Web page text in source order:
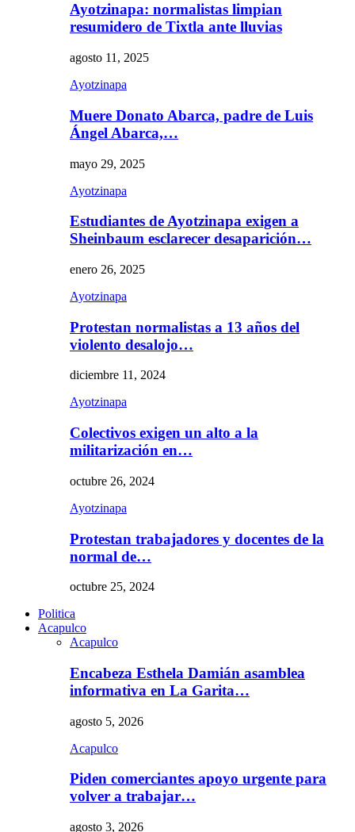
Ayotzinapa: normalistas limpian
resumidero de Tixtla ante lluvias
agosto 11, 2025
Ayotzinapa
Muere Donato Abarca, padre de Luis
Ángel Abarca,…
mayo 29, 2025
Ayotzinapa
Estudiantes de Ayotzinapa exigen a
Sheinbaum esclarecer desaparición…
enero 26, 2025
Ayotzinapa
Protestan normalistas a 13 años del
violento desalojo…
diciembre 11, 2024
Ayotzinapa
Colectivos exigen un alto a la
militarización en…
octubre 26, 2024
Ayotzinapa
Protestan trabajadores y docentes de la
normal de…
octubre 25, 2024
Politica
Acapulco
Acapulco
Encabeza Esthela Damián asamblea
informativa en La Garita…
agosto 5, 2026
Acapulco
Piden comerciantes apoyo urgente para
volver a trabajar…
agosto 3, 2026